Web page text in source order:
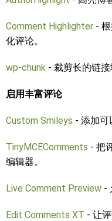
Comment Highlighter -
化评论。
wp-chunk - 裁剪长的链接
启用丰富评论
Custom Smileys - 添加可
TinyMCEComments - 把
编辑器。
Live Comment Preview -
Edit Comments XT - 让